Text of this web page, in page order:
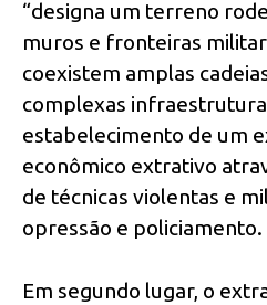
“designa um terreno
muros e fronteiras
coexistem amplas
complexas
estabelecimento de um
econômico extrativo
de técnicas violentas e
opressão e policiamento.
Em segundo lugar, o